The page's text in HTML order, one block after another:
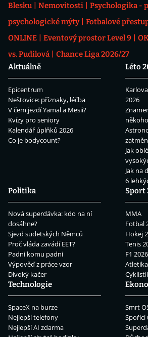
Blesku
Nemovitosti
Psychologika -
psychologické mýty
Fotbalové
ONLINE
Eventový prostor Level 9
vs. Pudilová
Chance Liga 2026/27
Aktuálně
Epicentrum
Neštovice: příznaky, léčba
V čem jezdí Yamal a Mesii?
Kvízy pro seniory
Kalendář úplňků 2026
Co je bodycount?
Léto
2026
Jak
Jak na
6
Politika
Nová superdávka: kdo na ní
dosáhne?
Sjezd sudetských Němců
Proč vláda zavádí EET?
Padni komu padni
Výpověď z práce vzor
Divoký kačer
Sport
MMA
Fotbal
Hokej
Tenis
F1 2026
Technologie
SpaceX na burze
Nejlepší telefony
Nejlepší AI zdarma
Smrt
Spořicí